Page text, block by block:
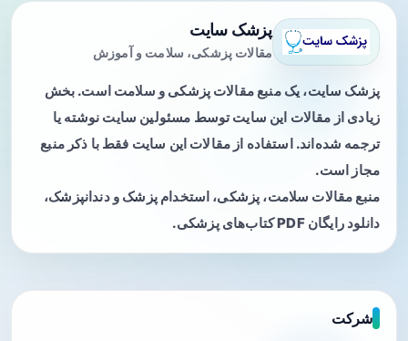
پزشک سایت
مقالات پزشکی، سلامت و آموزش
پزشک سایت، یک منبع مقالات پزشکی و سلامت است. بخش
زیادی از مقالات این سایت توسط مسئولین سایت نوشته یا
ترجمه شده‌اند. استفاده از مقالات این سایت فقط با ذکر منبع
مجاز است.
منبع مقالات سلامت، پزشکی، استخدام پزشک و دندانپزشک،
دانلود رایگان PDF کتاب‌های پزشکی.
شرکت